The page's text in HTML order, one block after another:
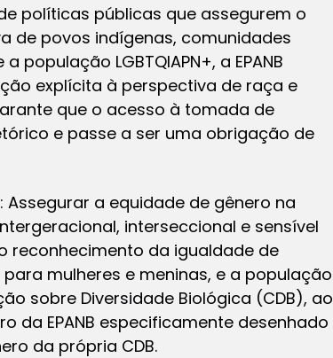
políticas públicas que assegurem o
de povos indígenas, comunidades
LGBTQIAPN+, a EPANB
explícita à perspectiva de raça e
que o acesso à tomada de
e passe a ser uma obrigação de
a equidade de gênero na
interseccional e sensível
reconhecimento da igualdade de
mulheres e meninas, e a população
sobre Diversidade Biológica (CDB), ao
da EPANB especificamente desenhado
da própria CDB.